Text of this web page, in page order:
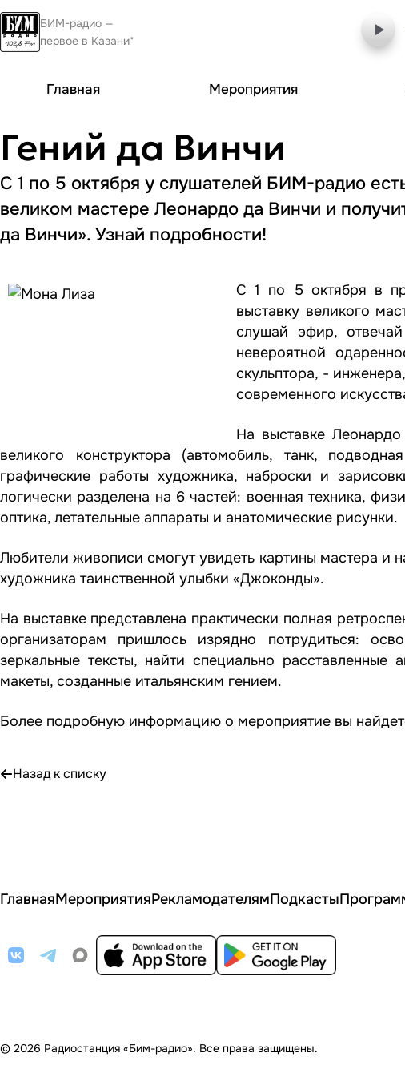
БИМ-радио —
первое в Казани*
Главная Мероприятия
Гений да Винчи
С 1 по 5 октября у слушателей БИМ-радио
великом мастере Леонардо да Винчи и
да Винчи». Узнай подробности!
С 1 по 5 октября в
выставку великого
слушай эфир,
невероятной
скульптора, -
современного
На выставке
великого конструктора (автомобиль, танк,
графические работы художника, наброски и
логически разделена на 6 частей: военная техника,
оптика, летательные аппараты и анатомические рисунки.
Любители живописи смогут увидеть картины мастера и
художника таинственной улыбки «Джоконды».
На выставке представлена практически полная
организаторам пришлось изрядно потрудиться:
зеркальные тексты, найти специально
макеты, созданные итальянским гением.
Более подробную информацию о мероприятие вы
Назад к списку
ГлавнаяМероприятияРекламодателямПодкасты
© 2026 Радиостанция «Бим-радио». Все права защищены.